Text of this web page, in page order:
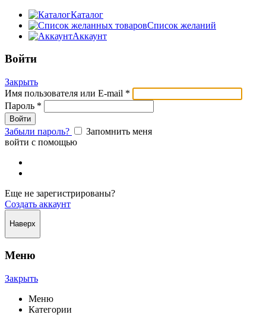
Каталог
Список желаний
Аккаунт
Войти
Закрыть
Имя пользователя или E-mail *
Пароль *
Забыли пароль?
Запомнить меня
войти с помощью
Еще не зарегистрированы?
Создать аккаунт
Наверх
Меню
Закрыть
Меню
Категории